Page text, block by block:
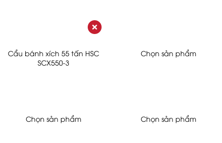
Cẩu bánh xích 55 tấn HSC
SCX550-3
Chọn sản phẩm
Chọn sản phẩm Chọn sản phẩm